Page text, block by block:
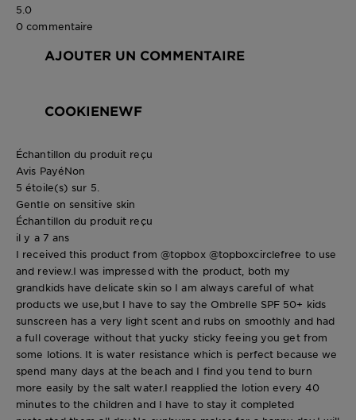
5.0
0 commentaire
AJOUTER UN COMMENTAIRE
COOKIENEWF
Échantillon du produit reçu
Avis PayéNon
5 étoile(s) sur 5.
Gentle on sensitive skin
Échantillon du produit reçu
il y a 7 ans
I received this product from @topbox @topboxcirclefree to use
and review.I was impressed with the product, both my
grandkids have delicate skin so I am always careful of what
products we use,but I have to say the Ombrelle SPF 50+ kids
sunscreen has a very light scent and rubs on smoothly and had
a full coverage without that yucky sticky feeing you get from
some lotions. It is water resistance which is perfect because we
spend many days at the beach and I find you tend to burn
more easily by the salt water.I reapplied the lotion every 40
minutes to the children and I have to stay it completed